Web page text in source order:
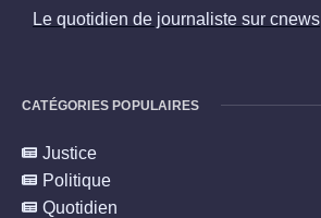
Le quotidien de journaliste sur cnews
CATÉGORIES POPULAIRES
Justice
Politique
Quotidien